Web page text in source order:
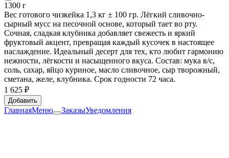
1300 г
Вес готового чизкейка 1,3 кг ± 100 гр. Лёгкий сливочно-
сырный мусс на песочной основе, который тает во рту.
Сочная, сладкая клубника добавляет свежесть и яркий
фруктовый акцент, превращая каждый кусочек в настоящее
наслаждение. Идеальный десерт для тех, кто любит гармонию
нежности, лёгкости и насыщенного вкуса. Состав: мука в/с,
соль, сахар, яйцо куриное, масло сливочное, сыр творожный,
сметана, желе, клубника. Срок годности 72 часа.
1 625 ₽
Добавить
ГлавнаяМеню ЗаказыУведомления